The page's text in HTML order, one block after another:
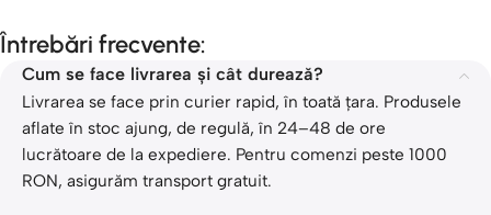
Întrebări frecvente:
Cum se face livrarea și cât durează?
Livrarea se face prin curier rapid, în toată țara. Produsele
aflate în stoc ajung, de regulă, în 24–48 de ore
lucrătoare de la expediere. Pentru comenzi peste 1000
RON, asigurăm transport gratuit.